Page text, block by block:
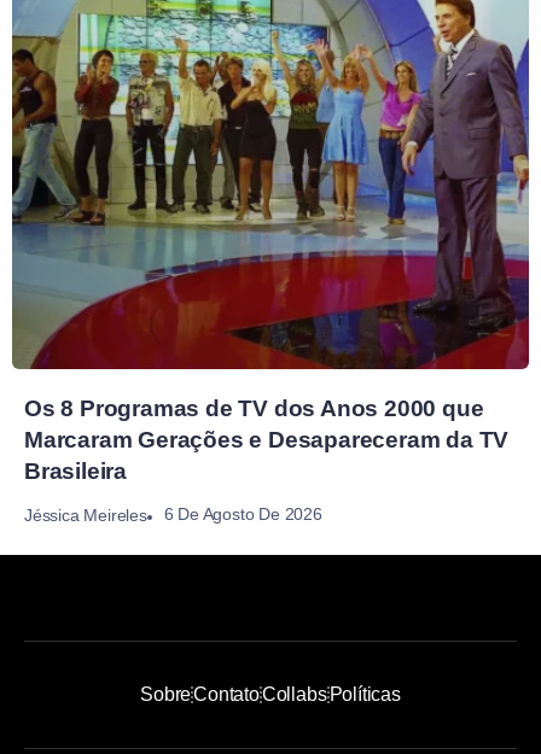
Os 8 Programas de TV dos Anos 2000 que
Marcaram Gerações e Desapareceram da TV
Brasileira
Jéssica Meireles 6 De Agosto De 2026
SobreContatoCollabsPolíticas